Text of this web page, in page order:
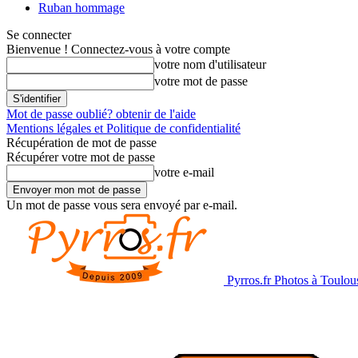
Ruban hommage
Se connecter
Bienvenue ! Connectez-vous à votre compte
votre nom d'utilisateur
votre mot de passe
Mot de passe oublié? obtenir de l'aide
Mentions légales et Politique de confidentialité
Récupération de mot de passe
Récupérer votre mot de passe
votre e-mail
Un mot de passe vous sera envoyé par e-mail.
Pyrros.fr Photos à